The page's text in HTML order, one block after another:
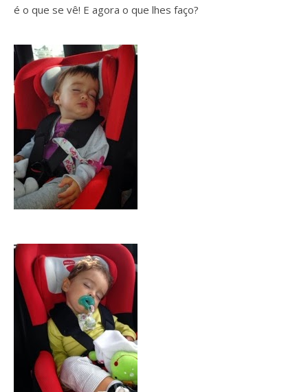
é o que se vê! E agora o que lhes faço?